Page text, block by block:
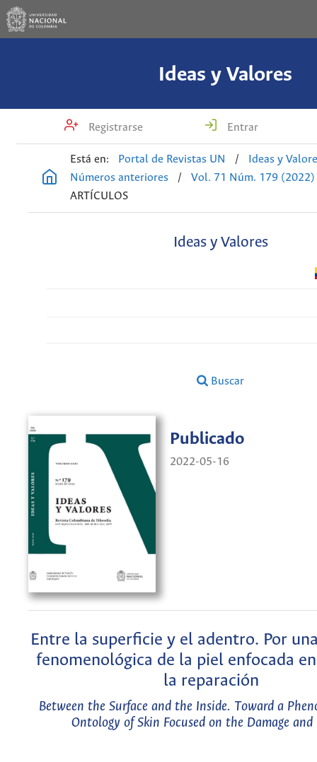
Ideas y Valores
Registrarse Entrar
Está en: Portal de Revistas UN /
Ideas y
Números anteriores
/
Vol. 71 Núm. 179 (2022)
ARTÍCULOS
Ideas y Valores
Buscar
Publicado
2022-05-16
Entre la superficie y el adentro. Por
fenomenológica de la piel enfocada
la reparación
Between the Surface and the Inside. Toward a
Ontology of Skin Focused on the Damage and